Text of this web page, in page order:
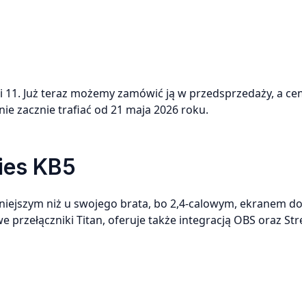
Już teraz możemy zamówić ją w przedsprzedaży, a
zacznie trafiać od 21 maja 2026 roku.
KB5
niż u swojego brata, bo 2,4-calowym, ekranem
Titan, oferuje także integracją OBS oraz